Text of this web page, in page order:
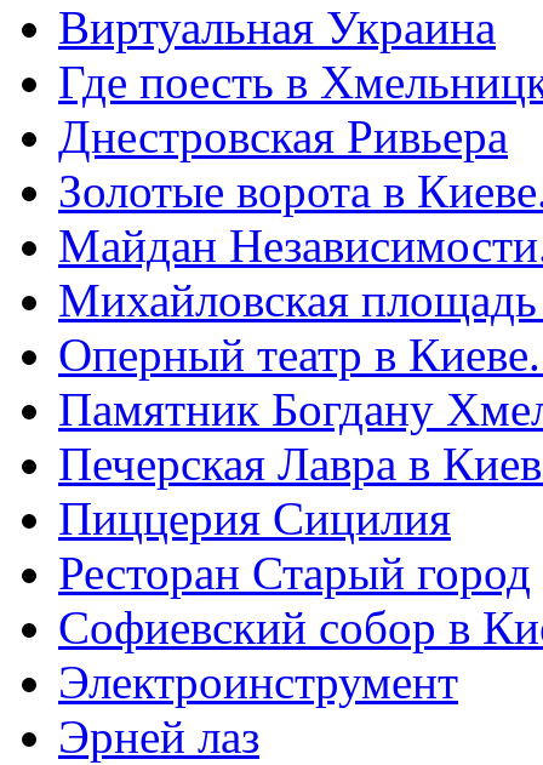
Виртуальная Украина
Где поесть в
Днестровская Ривьера
Золотые ворота в
Майдан
Михайловская
Оперный театр в
Памятник Богдану
Печерская Лавра в
Пиццерия Сицилия
Ресторан Старый город
Софиевский собор в
Электроинструмент
Эрней лаз